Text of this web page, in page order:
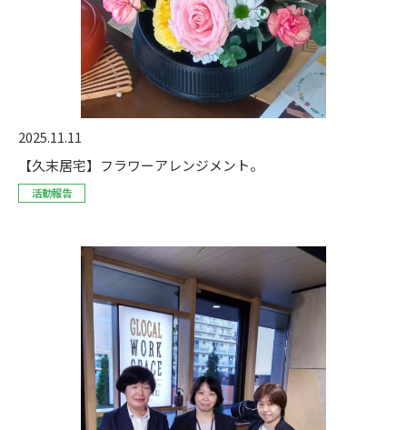
2025.11.11
【久末居宅】フラワーアレンジメント。
活動報告